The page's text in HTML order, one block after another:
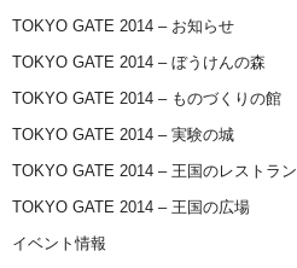
TOKYO GATE 2014 – お知らせ
TOKYO GATE 2014 – ぼうけんの森
TOKYO GATE 2014 – ものづくりの館
TOKYO GATE 2014 – 実験の城
TOKYO GATE 2014 – 王国のレストラン
TOKYO GATE 2014 – 王国の広場
イベント情報